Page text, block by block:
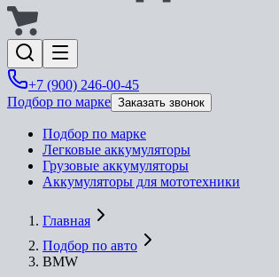
+7 (900) 246-00-45
Подбор по марке Заказать звонок
Подбор по марке
Легковые аккумуляторы
Грузовые аккумуляторы
Аккумуляторы для мототехники
Главная
Подбор по авто
BMW